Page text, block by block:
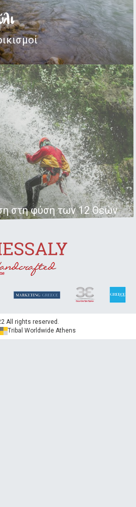
στη φύση των 12 Θεών
All rights reserved.
Tribal Worldwide Athens